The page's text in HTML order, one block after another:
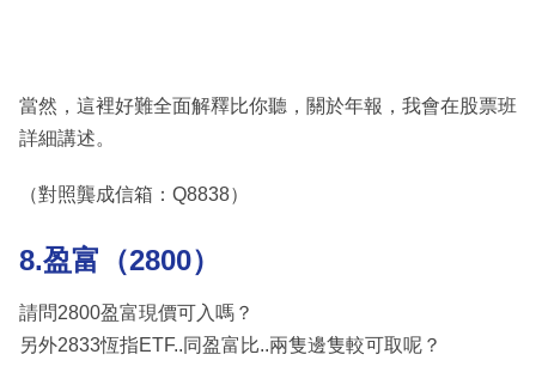
當然，這裡好難全面解釋比你聽，關於年報，我會在股票班
詳細講述。
（對照龔成信箱：Q8838）
8.盈富（2800）
請問2800盈富現價可入嗎？
另外2833恆指ETF..同盈富比..兩隻邊隻較可取呢？